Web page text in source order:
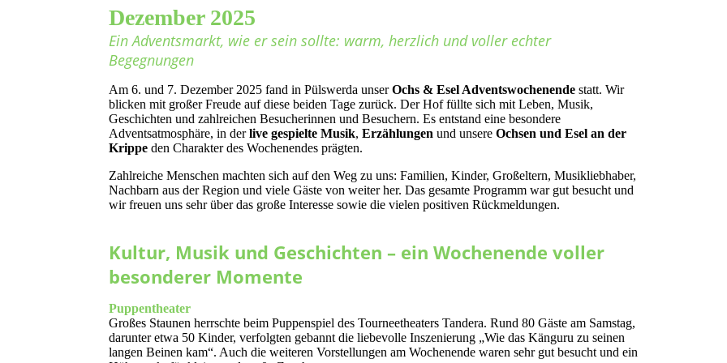
Dezember 2025
Ein Adventsmarkt, wie er sein sollte: warm, herzlich und voller echter
Begegnungen
Am 6. und 7. Dezember 2025 fand in Pülswerda unserOchs & Esel Adventswochenende statt. Wir
blicken mit großer Freude auf diese beiden Tage zurück. Der Hof füllte sich mit Leben, Musik,
Geschichten und zahlreichen Besucherinnen und Besuchern. Es entstand eine besondere
Adventsatmosphäre, in derlive gespielte Musik,Erzählungen und unsereOchsen und Esel an der
Krippe den Charakter des Wochenendes prägten.
Zahlreiche Menschen machten sich auf den Weg zu uns: Familien, Kinder, Großeltern, Musikliebhaber,
Nachbarn aus der Region und viele Gäste von weiter her. Das gesamte Programm war gut besucht und
wir freuen uns sehr über das große Interesse sowie die vielen positiven Rückmeldungen.
Kultur, Musik und Geschichten – ein Wochenende voller
besonderer Momente
Puppentheater
Großes Staunen herrschte beim Puppenspiel des Tourneetheaters Tandera. Rund 80 Gäste am Samstag,
darunter etwa 50 Kinder, verfolgten gebannt die liebevolle Inszenierung „Wie das Känguru zu seinen
langen Beinen kam“. Auch die weiteren Vorstellungen am Wochenende waren sehr gut besucht und ein